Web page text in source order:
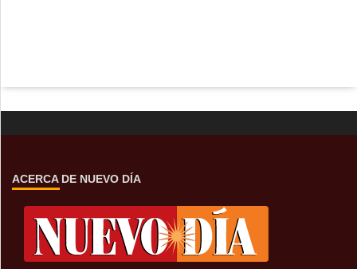
ACERCA DE NUEVO DÍA